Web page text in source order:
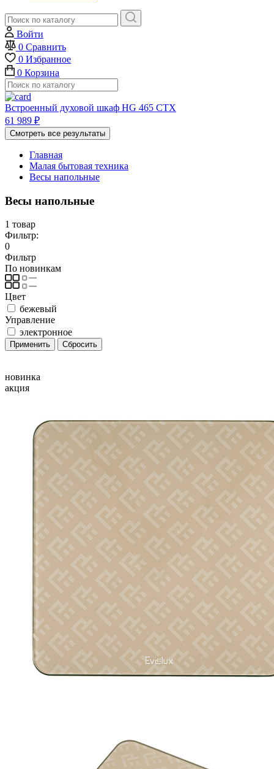
Войти
0 Сравнить
0 Избранное
0 Корзина
Встроенный духовой шкаф HG 465 CTX
61 989 ₽
Смотреть все результаты
Главная
Малая бытовая техника
Весы напольные
Весы напольные
1 товар
Фильтр:
0
Фильтр
По новинкам
Цвет
бежевый
Управление
электронное
новинка
акция